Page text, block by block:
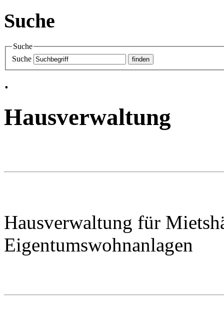
Suche
Suche
Suche
.
Hausverwaltung
Hausverwaltung für
Eigentumswohnanlagen